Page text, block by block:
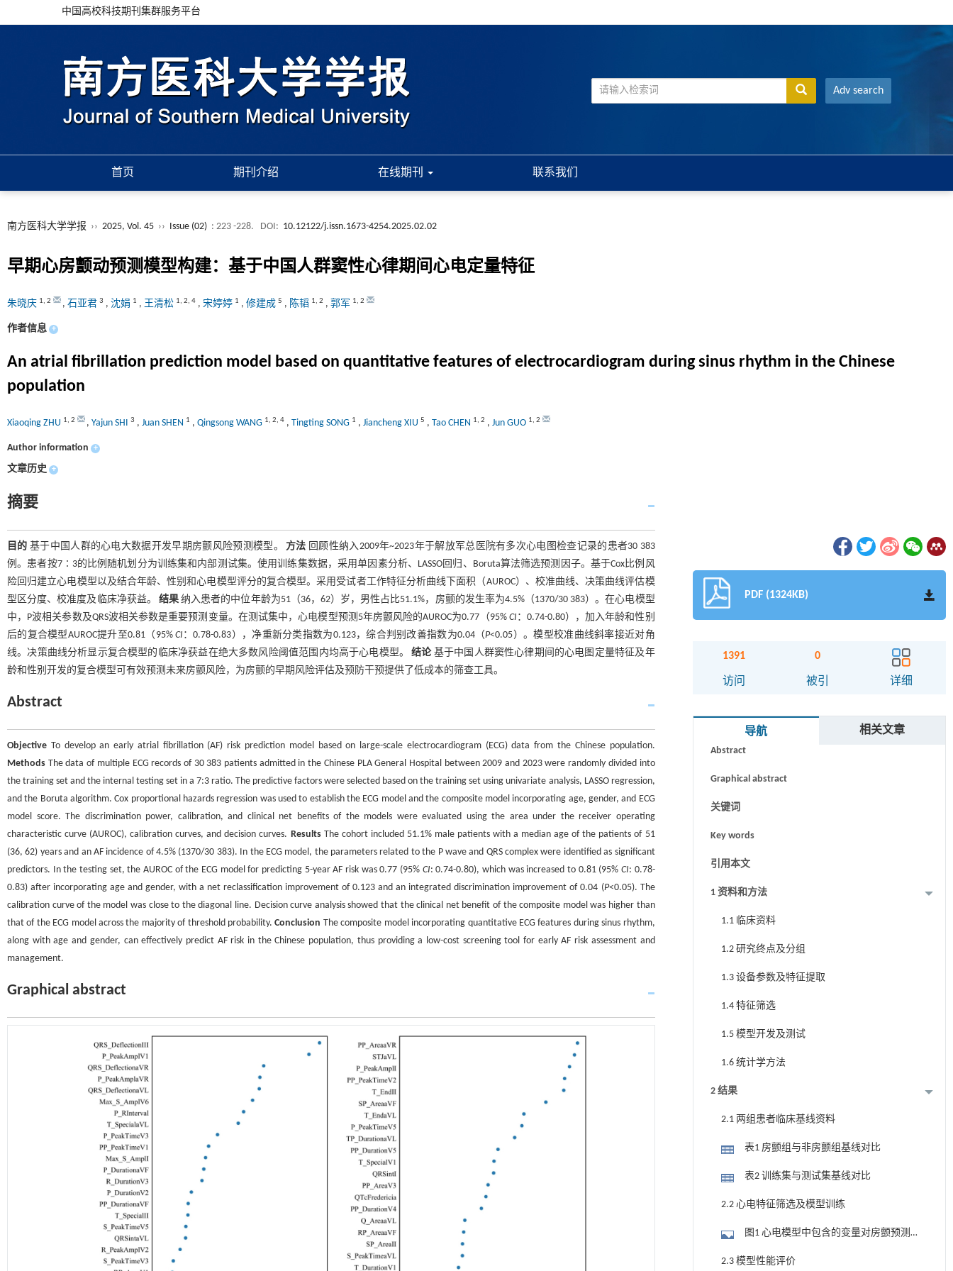
中国高校科技期刊集群服务平台
Adv search
首页 期刊介绍 在线期刊 联系我们
南方医科大学学报 ›› 2025, Vol. 45 ›› Issue (02) : 223 -228. DOI: 10.12122/j.issn.1673-4254.2025.02.02
早期心房颤动预测模型构建：基于中国人群窦性心律期间心电定量特征
朱晓庆 1, 2 , 石亚君 3 , 沈娟 1 , 王清松 1, 2, 4 , 宋婷婷 1 , 修建成 5 , 陈韬 1, 2 , 郭军 1, 2
作者信息 +
An atrial fibrillation prediction model based on quantitative features of electrocardiogram during sinus rhythm in the Chinese
population
Xiaoqing ZHU 1, 2 , Yajun SHI 3 , Juan SHEN 1 , Qingsong WANG 1, 2, 4 , Tingting SONG 1 , Jiancheng XIU 5 , Tao CHEN 1, 2 , Jun GUO 1, 2
Author information +
文章历史 +
摘要
目的 基于中国人群的心电大数据开发早期房颤风险预测模型。方法 回顾性纳入2009年~2023年于解放军总医院有多次心电图检查记录的患者30 383
例。患者按7∶3的比例随机划分为训练集和内部测试集。使用训练集数据，采用单因素分析、LASSO回归、Boruta算法筛选预测因子。基于Cox比例风
险回归建立心电模型以及结合年龄、性别和心电模型评分的复合模型。采用受试者工作特征分析曲线下面积（AUROC）、校准曲线、决策曲线评估模
型区分度、校准度及临床净获益。 结果 纳入患者的中位年龄为51（36，62）岁，男性占比51.1%，房颤的发生率为4.5%（1370/30 383）。在心电模型
中，P波相关参数及QRS波相关参数是重要预测变量。在测试集中，心电模型预测5年房颤风险的AUROC为0.77（95% CI ：0.74-0.80），加入年龄和性别
后的复合模型AUROC提升至0.81（95% CI ：0.78-0.83），净重新分类指数为0.123，综合判别改善指数为0.04（P<0.05）。模型校准曲线斜率接近对角
线。决策曲线分析显示复合模型的临床净获益在绝大多数风险阈值范围内均高于心电模型。结论基于中国人群窦性心律期间的心电图定量特征及年
龄和性别开发的复合模型可有效预测未来房颤风险，为房颤的早期风险评估及预防干预提供了低成本的筛查工具。
Abstract
Objective To develop an early atrial fibrillation (AF) risk prediction model based on large-scale electrocardiogram (ECG) data from the Chinese population.
Methods The data of multiple ECG records of 30 383 patients admitted in the Chinese PLA General Hospital between 2009 and 2023 were randomly divided into
the training set and the internal testing set in a 7:3 ratio. The predictive factors were selected based on the training set using univariate analysis, LASSO regression,
and the Boruta algorithm. Cox proportional hazards regression was used to establish the ECG model and the composite model incorporating age, gender, and ECG
model score. The discrimination power, calibration, and clinical net benefits of the models were evaluated using the area under the receiver operating
characteristic curve (AUROC), calibration curves, and decision curves. ResultsThe cohort included 51.1% male patients with a median age of the patients of 51
(36, 62) years and an AF incidence of 4.5% (1370/30 383). In the ECG model, the parameters related to the P wave and QRS complex were identified as significant
predictors. In the testing set, the AUROC of the ECG model for predicting 5-year AF risk was 0.77 (95% CI: 0.74-0.80), which was increased to 0.81 (95% CI: 0.78-
0.83) after incorporating age and gender, with a net reclassification improvement of 0.123 and an integrated discrimination improvement of 0.04 (P<0.05). The
calibration curve of the model was close to the diagonal line. Decision curve analysis showed that the clinical net benefit of the composite model was higher than
that of the ECG model across the majority of threshold probability.Conclusion The composite model incorporating quantitative ECG features during sinus rhythm,
along with age and gender, can effectively predict AF risk in the Chinese population, thus providing a low-cost screening tool for early AF risk assessment and
management.
Graphical abstract
PDF (1324KB)
1391
访问
0
被引 详细
导航 相关文章
Abstract
Graphical abstract
关键词
Key words
引用本文
1 资料和方法
1.1 临床资料
1.2 研究终点及分组
1.3 设备参数及特征提取
1.4 特征筛选
1.5 模型开发及测试
1.6 统计学方法
2 结果
2.1 两组患者临床基线资料
表1 房颤组与非房颤组基线对比
表2 训练集与测试集基线对比
2.2 心电特征筛选及模型训练
图1 心电模型中包含的变量对房颤预测
的相对重要性
2.3 模型性能评价